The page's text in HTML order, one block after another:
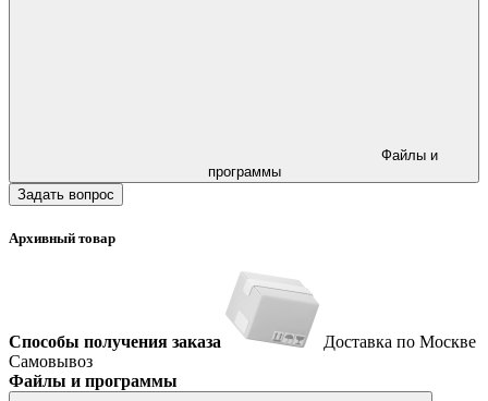
программы
Задать вопрос
Архивный товар
Способы получения заказа
Доставка по Москве
Самовывоз
Файлы и программы